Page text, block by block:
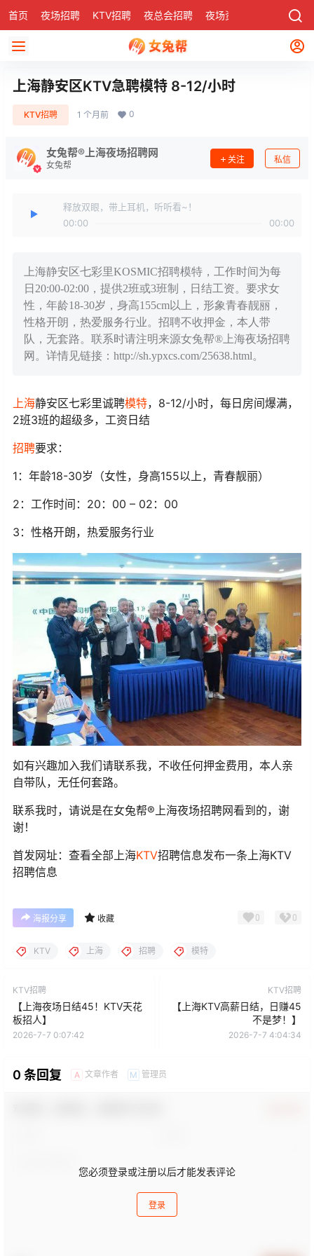
首页 夜场招聘 KTV招聘 夜总会招聘 夜场资讯 社区
上海静安区KTV急聘模特 8-12/小时
KTV招聘 1 个月前 0
女兔帮®上海夜场招聘网
女兔帮
关注 私信
释放双眼，带上耳机，听听看~！
00:00
00:00
上海静安区七彩里KOSMIC招聘模特，工作时间为每
日20:00-02:00，提供2班或3班制，日结工资。要求女
性，年龄18-30岁，身高155cm以上，形象青春靓丽，
性格开朗，热爱服务行业。招聘不收押金，本人带
队，无套路。联系时请注明来源女兔帮®上海夜场招聘
网。详情见链接：http://sh.ypxcs.com/25638.html。
上海静安区七彩里诚聘模特，8-12/小时，每日房间爆满，
2班3班的超级多，工资日结
招聘要求：
1：年龄18-30岁（女性，身高155以上，青春靓丽）
2：工作时间：20：00 – 02：00
3：性格开朗，热爱服务行业
如有兴趣加入我们请联系我，不收任何押金费用，本人亲
自带队，无任何套路。
联系我时，请说是在女兔帮®上海夜场招聘网看到的，谢
谢！
首发网址：查看全部上海KTV招聘信息发布一条上海KTV
招聘信息
海报分享 收藏 0 0
KTV 上海 招聘 模特
KTV招聘
【上海夜场日结45！KTV天花
板招人】
2026-7-7 0:07:42
KTV招聘
【上海KTV高薪日结，日赚45
不是梦！】
2026-7-7 4:04:34
0 条回复 A 文章作者 M 管理员
您必须登录或注册以后才能发表评论
登录